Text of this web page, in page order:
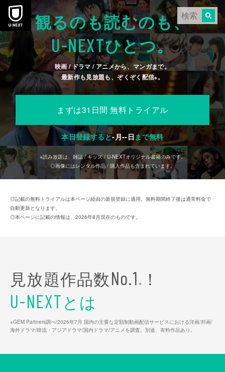
本文へスキップ
観るのも読むのも、
U-NEXTひとつ。
映画 / ドラマ / アニメから、マンガまで。
最新作も見放題も、ぞくぞく配信※。
まずは31日間 無料トライアル
本日登録すると-月--日まで無料
※読み放題は、雑誌 / キッズ / U-NEXTオリジナル書籍のみです。
◎画像にはレンタル作品 / 購入作品も含まれています。
◎記載の無料トライアルは本ページ経由の新規登録に適用。無料期間終了後は通常料金で
自動更新となります。
◎本ページに記載の情報は、2026年8月現在のものです。
見放題作品数No.1 ※ ！
U-NEXTとは
※GEM Partners調べ/2026年7⽉ 国内の主要な定額制動画配信サービスにおける洋画/邦画/
海外ドラマ/韓流・アジアドラマ/国内ドラマ/アニメを調査。別途、有料作品あり。